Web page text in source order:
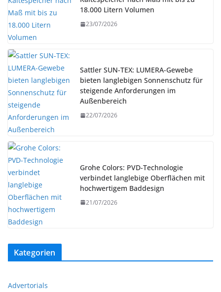
18.000 Litern Volumen
23/07/2026
Sattler SUN-TEX: LUMERA-Gewebe
bieten langlebigen Sonnenschutz für
steigende Anforderungen im
Außenbereich
22/07/2026
Grohe Colors: PVD-Technologie
verbindet langlebige Oberflächen mit
hochwertigem Baddesign
21/07/2026
Kategorien
Advertorials